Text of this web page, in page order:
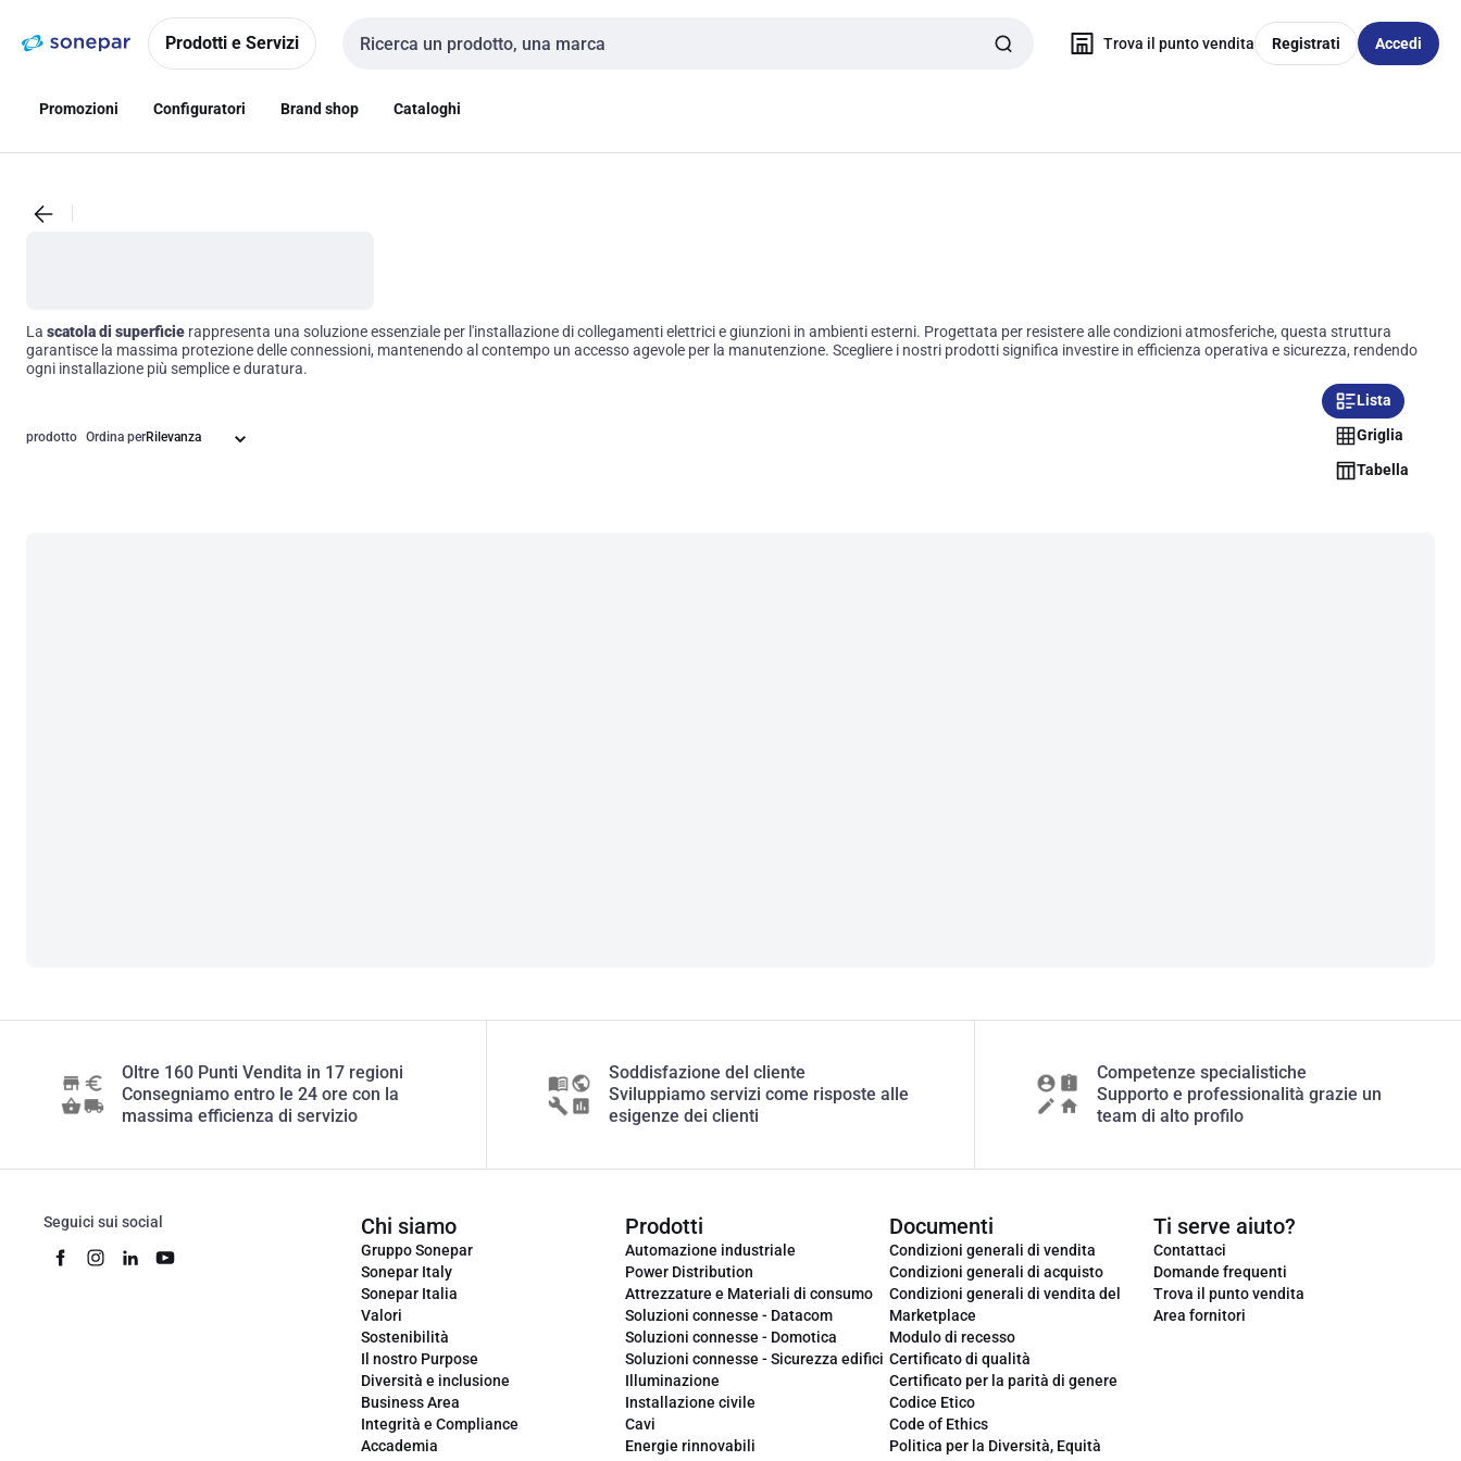
navigazionealla
Prodotti e Servizi
Cerca input
Trova il punto vendita Registrati Accedi
Promozioni Configuratori Brand shop Cataloghi
La scatola di superficie rappresenta una soluzione essenziale per l'installazione di collegamenti elettrici e giunzioni in ambienti esterni. Progettata per resistere alle condizioni atmosferiche, questa struttura
garantisce la massima protezione delle connessioni, mantenendo al contempo un accesso agevole per la manutenzione. Scegliere i nostri prodotti significa investire in efficienza operativa e sicurezza, rendendo
ogni installazione più semplice e duratura.
prodotto Ordina per
Lista
Griglia
Tabella
Oltre 160 Punti Vendita in 17 regioni
Consegniamo entro le 24 ore con la
massima efficienza di servizio
Soddisfazione del cliente
Sviluppiamo servizi come risposte alle
esigenze dei clienti
Competenze specialistiche
Supporto e professionalità grazie un
team di alto profilo
Seguici sui social Chi siamo
Gruppo Sonepar
Sonepar Italy
Sonepar Italia
Valori
Sostenibilità
Il nostro Purpose
Diversità e inclusione
Business Area
Integrità e Compliance
Accademia
Prodotti
Automazione industriale
Power Distribution
Attrezzature e Materiali di consumo
Soluzioni connesse - Datacom
Soluzioni connesse - Domotica
Soluzioni connesse - Sicurezza edifici
Illuminazione
Installazione civile
Cavi
Energie rinnovabili
Documenti
Condizioni generali di vendita
Condizioni generali di acquisto
Condizioni generali di vendita del
Marketplace
Modulo di recesso
Certificato di qualità
Certificato per la parità di genere
Codice Etico
Code of Ethics
Politica per la Diversità, Equità
Ti serve aiuto?
Contattaci
Domande frequenti
Trova il punto vendita
Area fornitori